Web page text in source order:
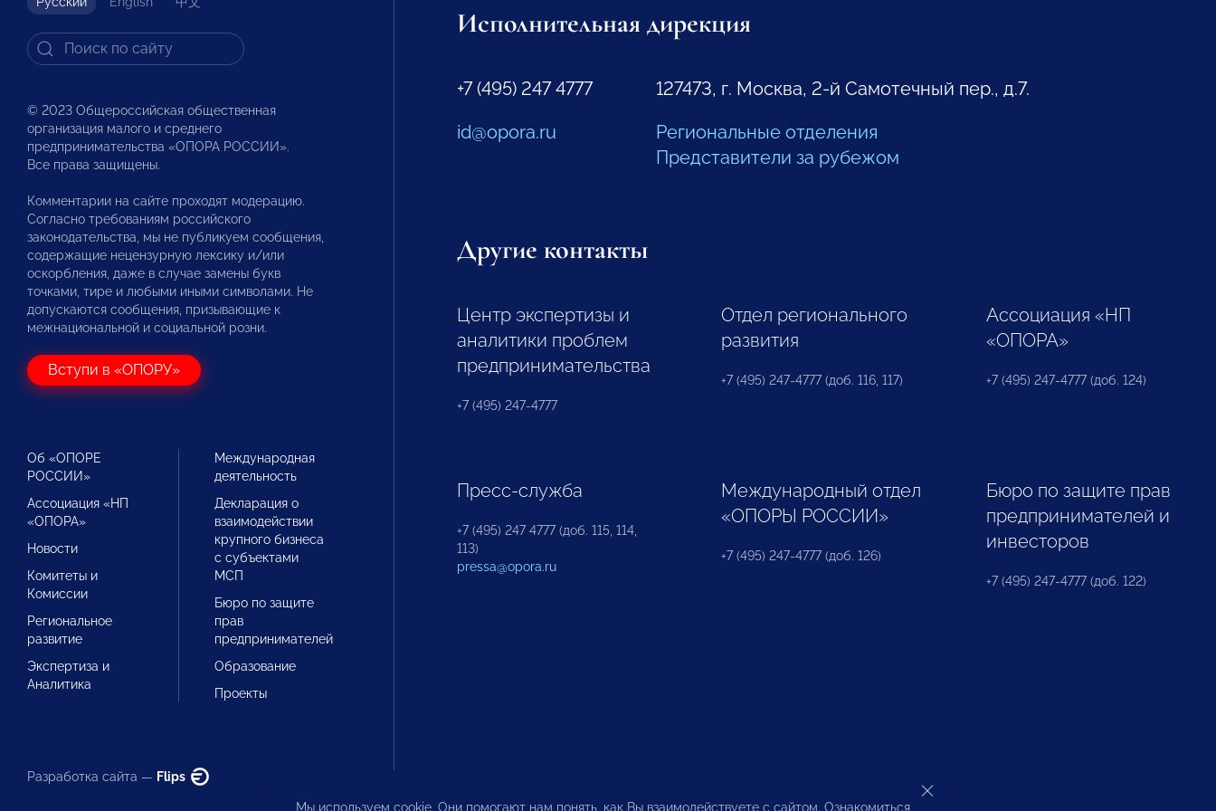
© 2023 Общероссийская общественная
организация малого и среднего
предпринимательства «ОПОРА РОССИИ».
Все права защищены.
Комментарии на сайте проходят модерацию.
Согласно требованиям российского
законодательства, мы не публикуем сообщения,
содержащие нецензурную лексику и/или
оскорбления, даже в случае замены букв
точками, тире и любыми иными символами. Не
допускаются сообщения, призывающие к
межнациональной и социальной розни.
Вступи в «ОПОРУ»
Об «ОПОРЕ
РОССИИ»
Ассоциация «НП
«ОПОРА»
Новости
Комитеты и
Комиссии
Региональное
развитие
Экспертиза и
Аналитика
Международная
деятельность
Декларация о
взаимодействии
крупного бизнеса
с субъектами
МСП
Бюро по защите
прав
предпринимателей
Образование
Проекты
Разработка сайта — Flips
Исполнительная дирекция
+7 (495) 247 4777
id@opora.ru
127473, г. Москва, 2-й Самотечный пер., д.7.
Региональные отделения
Представители за рубежом
Другие контакты
Центр экспертизы и
аналитики проблем
предпринимательства
+7 (495) 247-4777
Отдел регионального
развития
+7 (495) 247-4777 (доб. 116, 117)
Ассоциация «НП
«ОПОРА»
+7 (495) 247-4777 (доб. 124)
Пресс-служба
+7 (495) 247 4777 (доб. 115, 114,
113)
pressa@opora.ru
Международный отдел
«ОПОРЫ РОССИИ»
+7 (495) 247-4777 (доб. 126)
Бюро по защите прав
предпринимателей и
инвесторов
+7 (495) 247-4777 (доб. 122)
Мы используем cookie. Они помогают нам понять, как Вы взаимодействуете с сайтом. Ознакомиться